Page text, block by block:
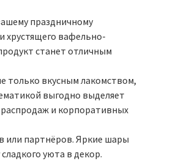
праздничному
хрустящего вафельно-
станет отличным
только вкусным лакомством,
выгодно выделяет
и корпоративных
или партнёров. Яркие шары
уюта в декор.